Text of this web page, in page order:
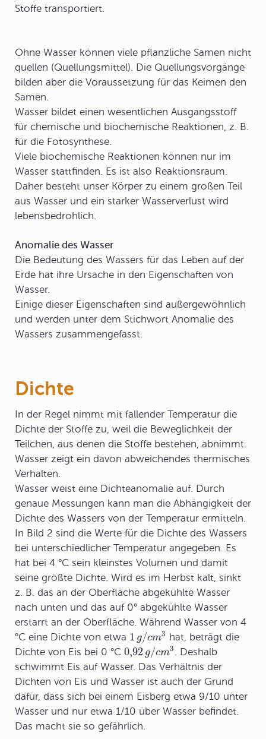
Stoffe transportiert.
Ohne Wasser können viele pflanzliche Samen nicht
quellen (Quellungsmittel). Die Quellungsvorgänge
bilden aber die Voraussetzung für das Keimen den
Samen.
Wasser bildet einen wesentlichen Ausgangsstoff
für chemische und biochemische Reaktionen, z. B.
für die Fotosynthese.
Viele biochemische Reaktionen können nur im
Wasser stattfinden. Es ist also Reaktionsraum.
Daher besteht unser Körper zu einem großen Teil
aus Wasser und ein starker Wasserverlust wird
lebensbedrohlich.
Anomalie des Wasser
Die Bedeutung des Wassers für das Leben auf der
Erde hat ihre Ursache in den Eigenschaften von
Wasser.
Einige dieser Eigenschaften sind außergewöhnlich
und werden unter dem Stichwort Anomalie des
Wassers zusammengefasst.
Dichte
In der Regel nimmt mit fallender Temperatur die
Dichte der Stoffe zu, weil die Beweglichkeit der
Teilchen, aus denen die Stoffe bestehen, abnimmt.
Wasser zeigt ein davon abweichendes thermisches
Verhalten.
Wasser weist eine Dichteanomalie auf. Durch
genaue Messungen kann man die Abhängigkeit der
Dichte des Wassers von der Temperatur ermitteln.
In Bild 2 sind die Werte für die Dichte des Wassers
bei unterschiedlicher Temperatur angegeben. Es
hat bei 4 °C sein kleinstes Volumen und damit
seine größte Dichte. Wird es im Herbst kalt, sinkt
z. B. das an der Oberfläche abgekühlte Wasser
nach unten und das auf 0° abgekühlte Wasser
erstarrt an der Oberfläche. Während Wasser von 4
°C eine Dichte von etwa 1 g/cm3 hat, beträgt die
Dichte von Eis bei 0 °C 0,92 g/cm3. Deshalb
schwimmt Eis auf Wasser. Das Verhältnis der
Dichten von Eis und Wasser ist auch der Grund
dafür, dass sich bei einem Eisberg etwa 9/10 unter
Wasser und nur etwa 1/10 über Wasser befindet.
Das macht sie so gefährlich.